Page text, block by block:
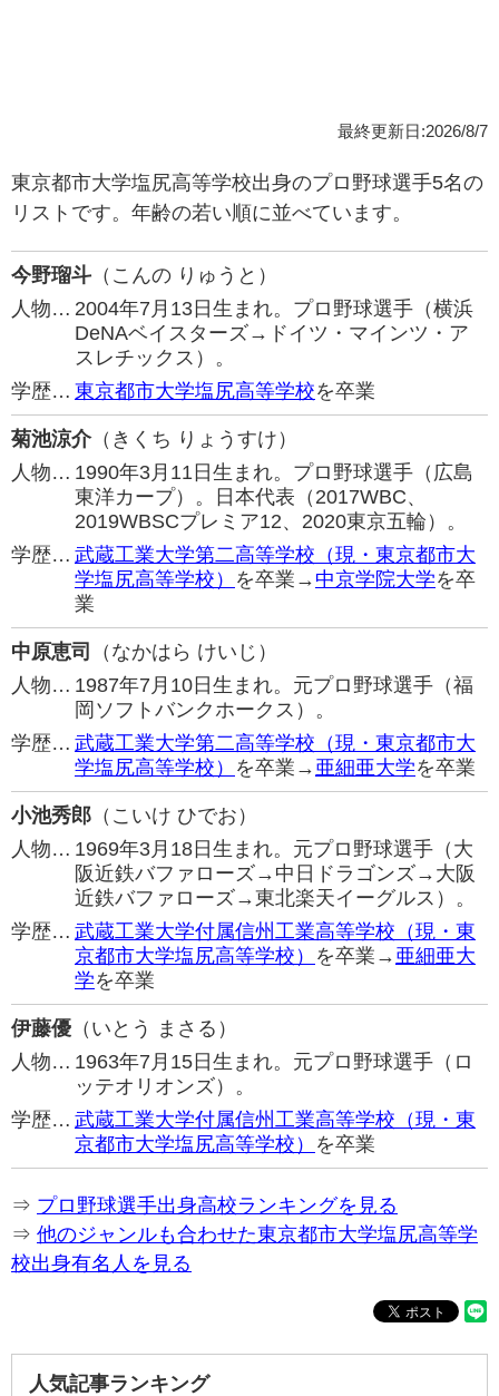
最終更新日:2026/8/7
東京都市大学塩尻高等学校出身のプロ野球選手5名の
リストです。年齢の若い順に並べています。
今野瑠斗 （こんの りゅうと）
人物… 2004年7月13日生まれ。プロ野球選手（横浜
DeNAベイスターズ→ドイツ・マインツ・ア
スレチックス）。
学歴… 東京都市大学塩尻高等学校を卒業
菊池涼介（きくち りょうすけ）
人物… 1990年3月11日生まれ。プロ野球選手（広島
東洋カープ）。日本代表（2017WBC、
2019WBSCプレミア12、2020東京五輪）。
学歴… 武蔵工業大学第二高等学校（現・東京都市大
学塩尻高等学校） を卒業→ 中京学院大学を卒
業
中原恵司
（なかはら けいじ）
人物… 1987年7月10日生まれ。元プロ野球選手（福
岡ソフトバンクホークス）。
学歴… 武蔵工業大学第二高等学校（現・東京都市大
学塩尻高等学校） を卒業→ 亜細亜大学を卒業
小池秀郎 （こいけ ひでお）
人物… 1969年3月18日生まれ。元プロ野球選手（大
阪近鉄バファローズ→中日ドラゴンズ→大阪
近鉄バファローズ→東北楽天イーグルス）。
学歴… 武蔵工業大学付属信州工業高等学校（現・東
京都市大学塩尻高等学校） を卒業→ 亜細亜大
学を卒業
伊藤優 （いとう まさる）
人物… 1963年7月15日生まれ。元プロ野球選手（ロ
ッテオリオンズ）。
学歴… 武蔵工業大学付属信州工業高等学校（現・東
京都市大学塩尻高等学校） を卒業
⇒ プロ野球選手出身高校ランキングを見る
⇒ 他のジャンルも合わせた東京都市大学塩尻高等学
校出身有名人を見る
人気記事ランキング